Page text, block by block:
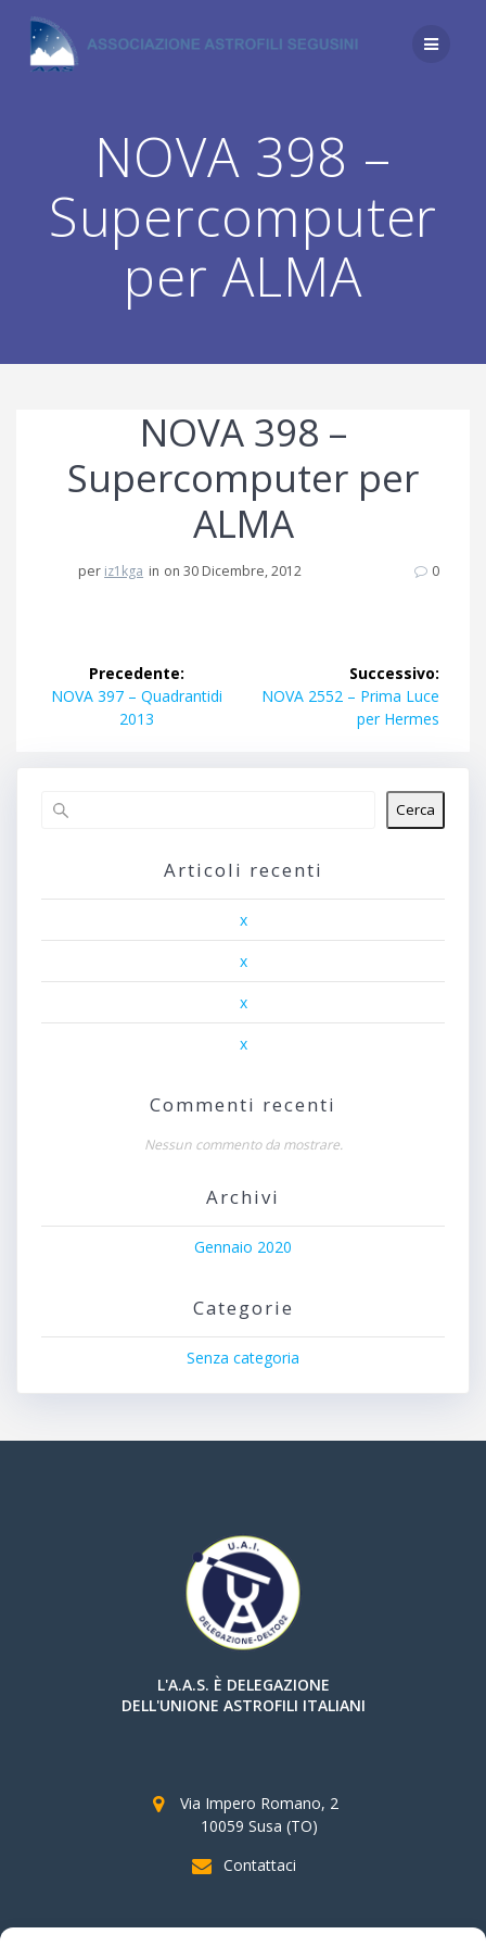
contenuto
NOVA 398 –
Supercomputer
per ALMA
NOVA 398 –
Supercomputer per
ALMA
per iz1kga in on 30 Dicembre, 2012 0
Navigazione
articoli
Precedente:
Articolo
precedente:
NOVA 397 – Quadrantidi
2013
Successivo:
Articolo
NOVA 2552 – Prima Luce
per Hermes
Cerca
Articoli recenti
x
x
x
x
Commenti recenti
Nessun commento da mostrare.
Archivi
Gennaio 2020
Categorie
Senza categoria
L'A.A.S. È DELEGAZIONE
DELL'UNIONE ASTROFILI ITALIANI
Via Impero Romano, 2
10059 Susa (TO)
Contattaci